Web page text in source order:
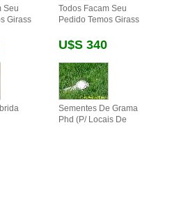
Seu
Girass
Todos Facam Seu
Pedido Temos Girass
U$s 340
Sementes De Grama
Phd (p/ Locais De